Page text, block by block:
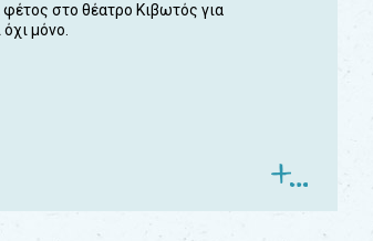
στο θέατρο Κιβωτός για
μόνο.